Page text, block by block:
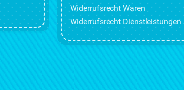
Widerrufsrecht Waren
Widerrufsrecht Dienstleistungen